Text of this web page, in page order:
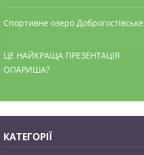
Спортивне озеро Доброгостівське
ЦЕ НАЙКРАЩА ПРЕЗЕНТАЦІЯ
ОПАРИША?
КАТЕГОРІЇ